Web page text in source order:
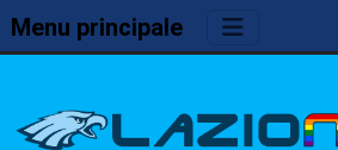
Menu principale